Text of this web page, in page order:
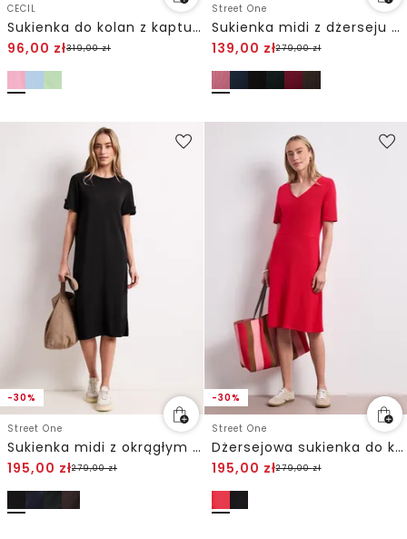
CECIL
Sukienka do kolan z kapturem
96,00 zł319,00zł
Street One
Sukienka midi z dżerseju o strukturze w prążki
139,00 zł279,00zł
-30%
Street One
Sukienka midi z okrągłym dekoltem i guzikami
195,00 zł279,00zł
-30%
Street One
Dżersejowa sukienka do kolan z krótkim rękawem
195,00 zł279,00zł